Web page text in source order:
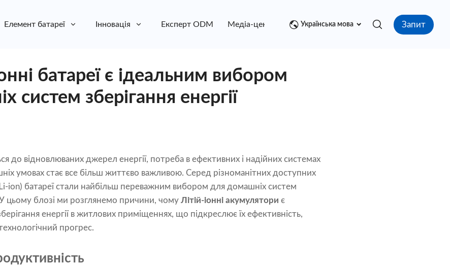
Елемент батареї Інновація Експерт ODM Медіа-центр контакт
Українська мова Запит
батареї є ідеальним вибором
систем зберігання енергії
до відновлюваних джерел енергії, потреба в ефективних і надійних системах
умовах стає все більш життєво важливою. Серед різноманітних доступних
(Li-ion) батареї стали найбільш переважним вибором для домашніх систем
У цьому блозі ми розглянемо причини, чому Літій-іонні акумулятори є
енергії в житлових приміщеннях, що підкреслює їх ефективність,
прогрес.